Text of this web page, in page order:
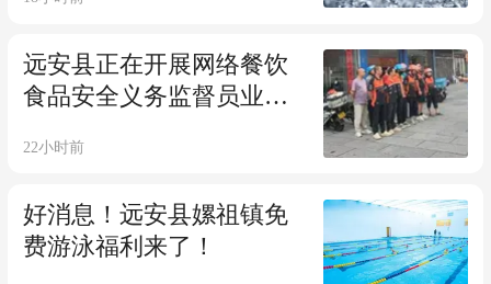
远安县正在开展网络餐饮
食品安全义务监督员业务
行动
22小时前
好消息！远安县嫘祖镇免
费游泳福利来了！